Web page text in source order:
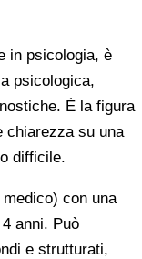
in psicologia, è
psicologica,
È la figura
chiarezza su una
difficile.
con una
anni. Può
e strutturati,